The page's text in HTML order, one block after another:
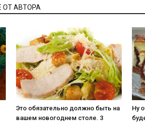
ОТ АВТОРА
Это обязательно должно быть на
вашем новогоднем столе. 3
Ну